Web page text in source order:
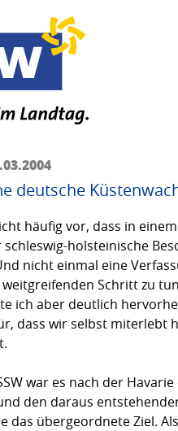
deutsche
häufig vor, dass in
holsteinische
nicht einmal eine
Schritt zu
ich aber deutlich
dass wir selbst miterlebt
war es nach der
den daraus
das übergeordnete Ziel.